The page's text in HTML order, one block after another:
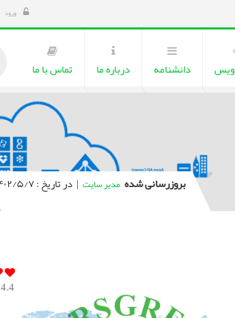
ورود
دانشنامه درباره ما تماس با ما
بروزرسانی شده مدیر سایت | در تاریخ : ۱۴۰۲/۵/۷
4.4